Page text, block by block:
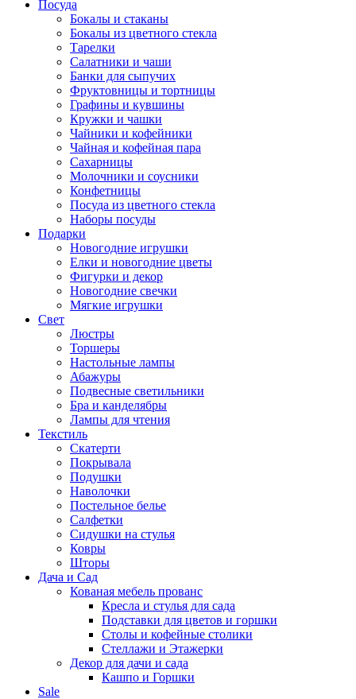
Посуда
Бокалы и стаканы
Бокалы из цветного стекла
Тарелки
Салатники и чаши
Банки для сыпучих
Фруктовницы и тортницы
Графины и кувшины
Кружки и чашки
Чайники и кофейники
Чайная и кофейная пара
Сахарницы
Молочники и соусники
Конфетницы
Посуда из цветного стекла
Наборы посуды
Подарки
Новогодние игрушки
Елки и новогодние цветы
Фигурки и декор
Новогодние свечки
Мягкие игрушки
Свет
Люстры
Торшеры
Настольные лампы
Абажуры
Подвесные светильники
Бра и канделябры
Лампы для чтения
Текстиль
Скатерти
Покрывала
Подушки
Наволочки
Постельное белье
Салфетки
Сидушки на стулья
Ковры
Шторы
Дача и Сад
Кованая мебель прованс
Кресла и стулья для сада
Подставки для цветов и горшки
Столы и кофейные столики
Стеллажи и Этажерки
Декор для дачи и сада
Кашпо и Горшки
Sale